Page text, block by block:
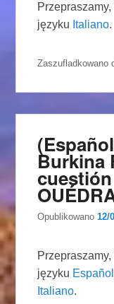
języku Italiano.
Zaszufladkowano
Burkina
Opublikowano12/
języku Español
Italiano.